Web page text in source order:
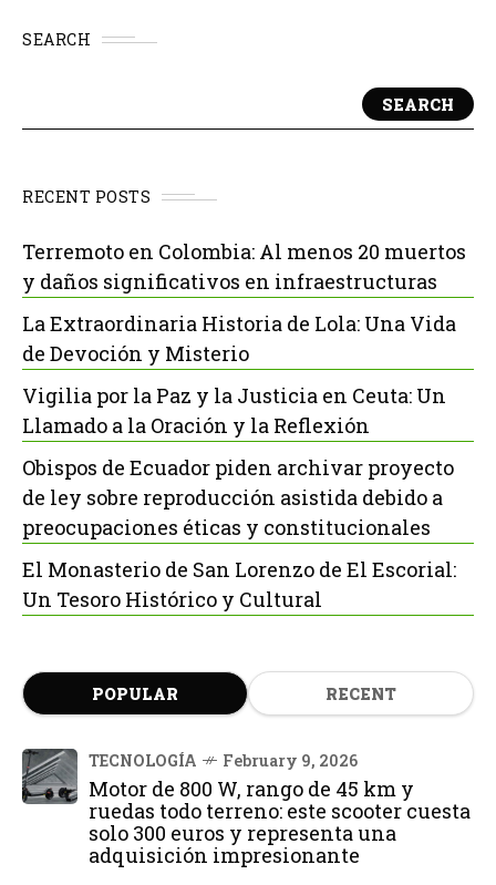
SEARCH
SEARCH
RECENT POSTS
Terremoto en Colombia: Al menos 20 muertos
y daños significativos en infraestructuras
La Extraordinaria Historia de Lola: Una Vida
de Devoción y Misterio
Vigilia por la Paz y la Justicia en Ceuta: Un
Llamado a la Oración y la Reflexión
Obispos de Ecuador piden archivar proyecto
de ley sobre reproducción asistida debido a
preocupaciones éticas y constitucionales
El Monasterio de San Lorenzo de El Escorial:
Un Tesoro Histórico y Cultural
POPULAR RECENT
TECNOLOGÍA February 9, 2026
Motor de 800 W, rango de 45 km y
ruedas todo terreno: este scooter cuesta
solo 300 euros y representa una
adquisición impresionante